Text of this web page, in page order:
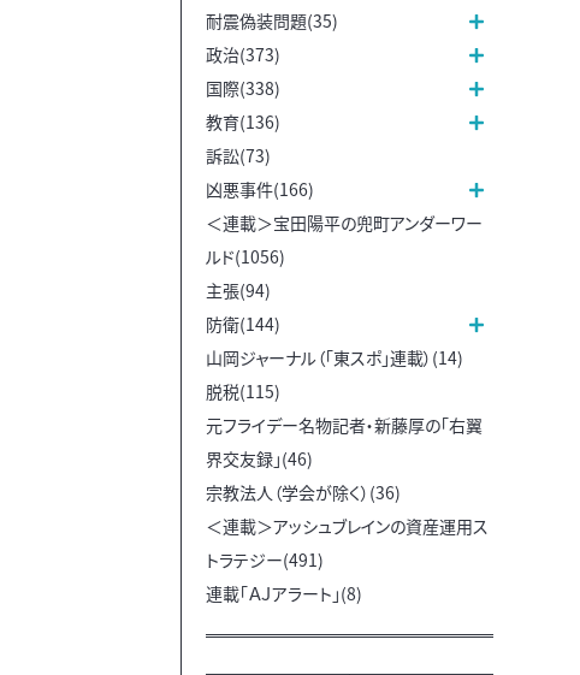
耐震偽装問題(35)
政治(373)
国際(338)
教育(136)
訴訟(73)
凶悪事件(166)
＜連載＞宝田陽平の兜町アンダーワー
ルド(1056)
主張(94)
防衛(144)
山岡ジャーナル（「東スポ」連載）(14)
脱税(115)
元フライデー名物記者・新藤厚の「右翼
界交友録」(46)
宗教法人（学会が除く）(36)
＜連載＞アッシュブレインの資産運用ス
トラテジー(491)
連載「ＡＪアラート」(8)